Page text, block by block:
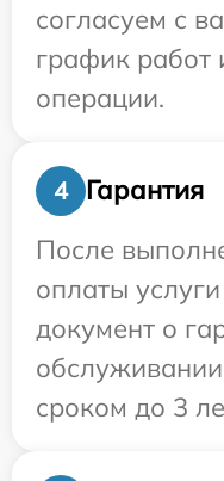
согласуем с
график работ
операции.
4
Гарантия
После
оплаты
документ о
сроком до 3